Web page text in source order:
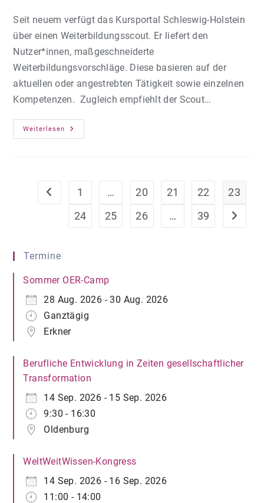
Seit neuem verfügt das Kursportal Schleswig-Holstein
über einen Weiterbildungsscout. Er liefert den
Nutzer*innen, maßgeschneiderte
Weiterbildungsvorschläge. Diese basieren auf der
aktuellen oder angestrebten Tätigkeit sowie einzelnen
Kompetenzen. Zugleich empfiehlt der Scout…
Weiterlesen
Das
Kursportal
Zur vorherigen Seite
1 … 20 21 22
23
24
25 26 … 39 Zur
Termine
Sommer OER-Camp
28 Aug. 2026 - 30 Aug. 2026
Ganztägig
Erkner
Berufliche Entwicklung in Zeiten gesellschaftlicher
Transformation
14 Sep. 2026 - 15 Sep. 2026
9:30 - 16:30
Oldenburg
WeltWeitWissen-Kongress
14 Sep. 2026 - 16 Sep. 2026
11:00 - 14:00